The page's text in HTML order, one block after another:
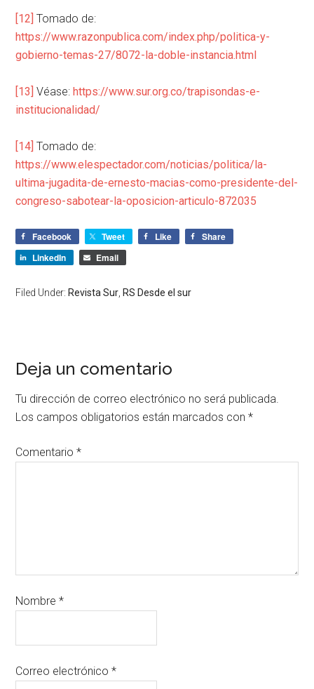
[12] Tomado de:
https://www.razonpublica.com/index.php/politica-y-
gobierno-temas-27/8072-la-doble-instancia.html
[13] Véase:https://www.sur.org.co/trapisondas-e-
institucionalidad/
[14] Tomado de:
https://www.elespectador.com/noticias/politica/la-
ultima-jugadita-de-ernesto-macias-como-presidente-del-
congreso-sabotear-la-oposicion-articulo-872035
Facebook Tweet Like
Share
LinkedIn
Email
Filed Under: Revista Sur RS Desde el sur
Deja un comentario
Tu dirección de correo electrónico no será publicada.
Los campos obligatorios están marcados con*
Comentario*
Nombre*
Correo electrónico*